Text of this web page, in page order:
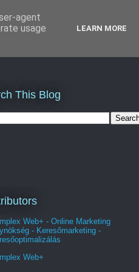
This Blog
Web+ - Online Marketing
- Keresőmarketing -
Web+
agent
usage
LEARN MORE